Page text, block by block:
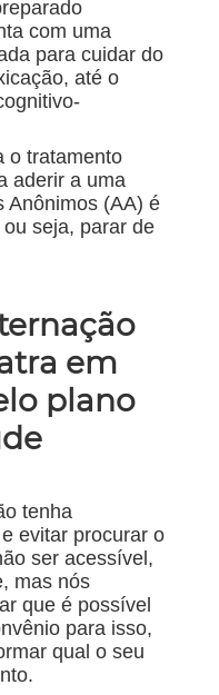
com uma
para cuidar do
até o
o tratamento
aderir a uma
Anônimos (AA) é
seja, parar de
em
plano
tenha
evitar procurar o
ser acessível,
mas nós
que é possível
para isso,
qual o seu